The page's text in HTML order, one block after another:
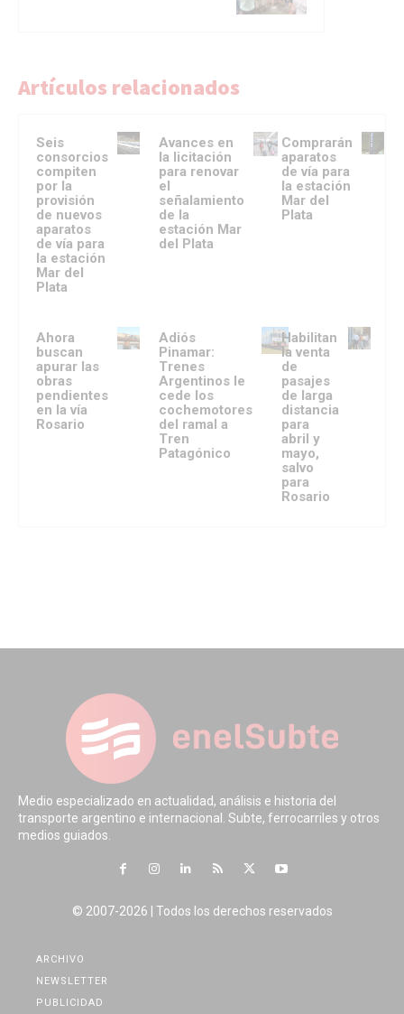
Artículos relacionados
Seis
consorcios
compiten
por la
provisión
de nuevos
aparatos
de vía para
la estación
Mar del
Plata
Avances en
la licitación
para renovar
el
señalamiento
de la
estación Mar
del Plata
Comprarán
aparatos
de vía para
la estación
Mar del
Plata
Ahora
buscan
apurar las
obras
pendientes
en la vía
Rosario
Adiós
Pinamar:
Trenes
Argentinos le
cede los
cochemotores
del ramal a
Tren
Patagónico
Habilitan
la venta
de
pasajes
de larga
distancia
para
abril y
mayo,
salvo
para
Rosario
Medio especializado en actualidad, análisis e historia del
transporte argentino e internacional. Subte, ferrocarriles y otros
medios guiados.
© 2007-2026 | Todos los derechos reservados
ARCHIVO
NEWSLETTER
PUBLICIDAD